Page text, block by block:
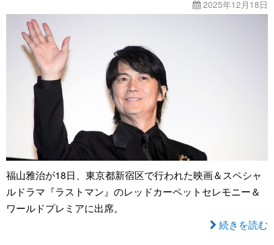
2025年12月18日
福山雅治が18日、東京都新宿区で行われた映画＆スペシャ
ルドラマ『ラストマン』のレッドカーペットセレモニー＆
ワールドプレミアに出席。
続きを読む